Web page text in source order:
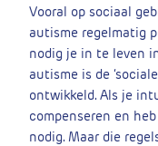
Vooral op sociaal
autisme regelmatig
nodig je in te leven
autisme is de
ontwikkeld. Als je
compenseren en
nodig. Maar die